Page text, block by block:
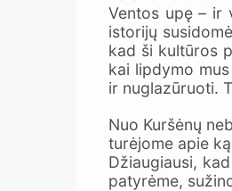
Ventos upę – ir
istorijų
kad ši kultūros
kai lipdymo
ir nuglazūruoti.
Nuo Kuršėnų
turėjome apie
Džiaugiausi,
patyrėme,